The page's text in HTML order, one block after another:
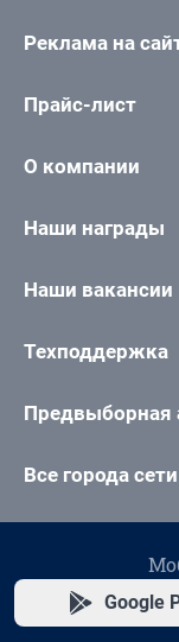
Реклама на
Прайс-лист
О компании
Наши награды
Наши вакансии
Техподдержка
Предвыборная
Все города сети
Google